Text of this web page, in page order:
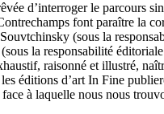
d’interroger le parcours
font paraître la
(sous la
la responsabilité
raisonné et illustré,
éditions d’art In Fine
à laquelle nous nous